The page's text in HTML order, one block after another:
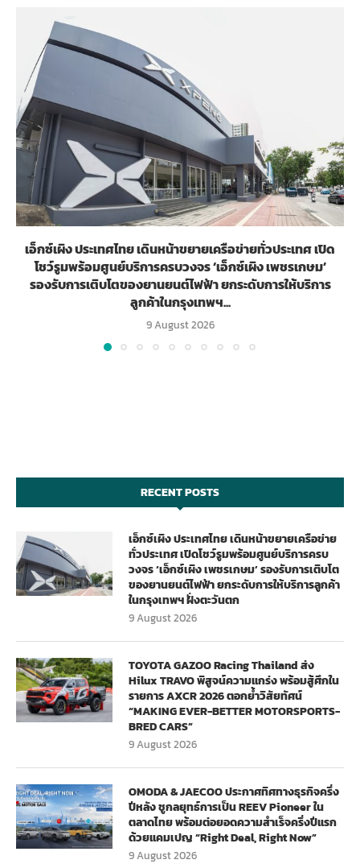
เอ็กซ์เผิง ประเทศไทย เดินหน้าขยายเครือข่ายทั่วประเทศ เปิด
โชว์รูมพร้อมศูนย์บริการครบวงจร ‘เอ็กซ์เผิง เพชรเกษม’
รองรับการเติบโตของยานยนต์ไฟฟ้า ยกระดับการให้บริการ
ลูกค้าในกรุงเทพฯ...
9 August 2026
RECENT POSTS
เอ็กซ์เผิง ประเทศไทย เดินหน้าขยายเครือข่าย
ทั่วประเทศ เปิดโชว์รูมพร้อมศูนย์บริการครบ
วงจร ‘เอ็กซ์เผิง เพชรเกษม’ รองรับการเติบโต
ของยานยนต์ไฟฟ้า ยกระดับการให้บริการลูกค้า
ในกรุงเทพฯ ฝั่งตะวันตก
9 August 2026
TOYOTA GAZOO Racing Thailand ส่ง
Hilux TRAVO พิสูจน์ความแกร่ง พร้อมสู้ศึกใน
รายการ AXCR 2026 ตอกย้ำวิสัยทัศน์
“MAKING EVER-BETTER MOTORSPORTS-
BRED CARS”
9 August 2026
OMODA & JAECOO ประกาศทิศทางธุรกิจครึ่ง
ปีหลัง ชูกลยุทธ์การเป็น REEV Pioneer ใน
ตลาดไทย พร้อมต่อยอดความสำเร็จครึ่งปีแรก
ด้วยแคมเปญ “Right Deal, Right Now”
9 August 2026